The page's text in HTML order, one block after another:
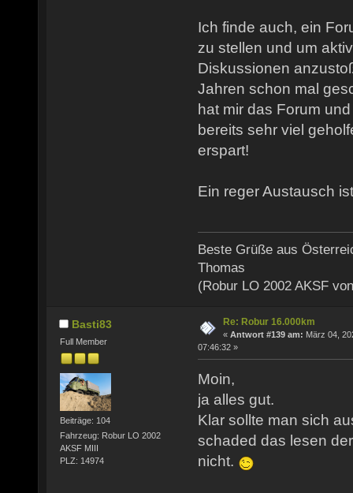
Ich finde auch, ein
zu stellen und um
Diskussionen
Jahren schon mal
hat mir das Forum
bereits sehr viel
erspart!
Ein reger Austausch
Beste Grüße aus
Thomas
(Robur LO 2002 AKSF
Basti83
Full Member
Beiträge: 104
Fahrzeug: Robur LO 2002
AKSF MIII
PLZ: 14974
Re: Robur 16.000km
« Antwort #139 am: März 04,
07:46:32 »
Moin,
ja alles gut.
Klar sollte man sich
schaded das lesen
nicht.